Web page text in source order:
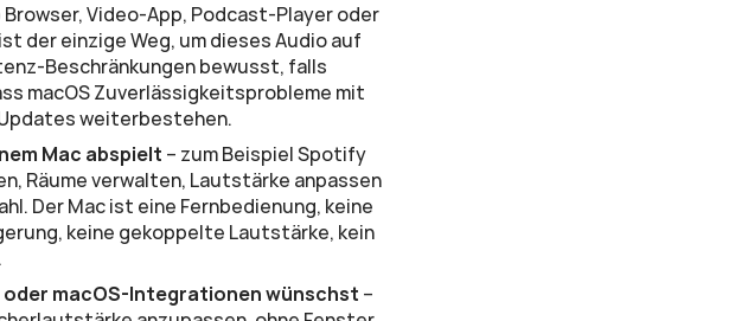
Browser, Video-App, Podcast-Player oder
der einzige Weg, um dieses Audio auf
Beschränkungen bewusst, falls
macOS Zuverlässigkeitsprobleme mit
weiterbestehen.
Mac abspielt – zum Beispiel Spotify
Räume verwalten, Lautstärke anpassen
Der Mac ist eine Fernbedienung, keine
keine gekoppelte Lautstärke, kein
macOS-Integrationen wünschst –